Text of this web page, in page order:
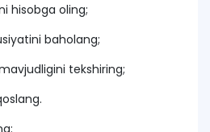
hisobga oling;
baholang;
tekshiring;